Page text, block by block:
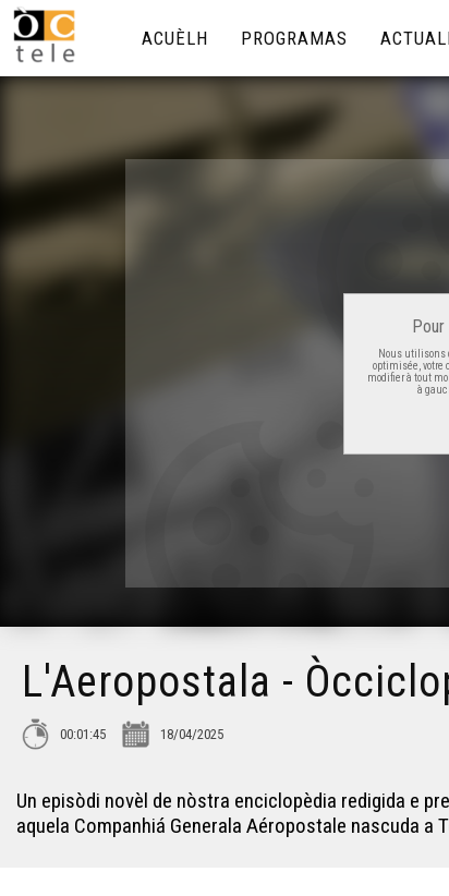
ACUÈLH PROGRAMAS
Nous utilisons
optimisée, votre
modifier à tout
à
L'Aeropostala -
00:01:45 18/04/2025
Un episòdi novèl de nòstra enciclopèdia redigida e
aquela Companhiá Generala Aéropostale nascuda